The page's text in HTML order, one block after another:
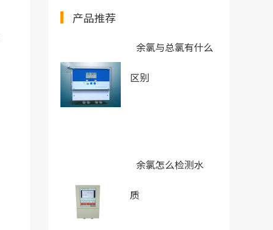
产品推荐
余氯与总氯有什么
区别
余氯怎么检测水
质